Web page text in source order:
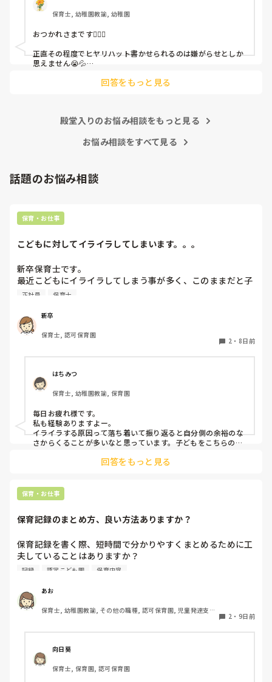
これだけで30〜40分拘束されて辛いです
皆さんの園はどうですか?
保育士, 幼稚園教諭, 幼稚園
おつかれさまです🙇🏻‍♀️
正直その程度でヒヤリハット書かせられるのは嫌がらせとしか
思えません😭💦
回答をもっと見る
殿堂入りのお悩み相談をもっと見る
お悩み相談をすべて見る
話題のお悩み相談
保育・お仕事
こどもに対してイライラしてしまいます。。。
新卒保育士です。
最近こどもにイライラしてしまう事が多く、このままだと子
どもが嫌いになってしまうんじゃないかと怖くなる時があり
だいすきだなと思います。ですが、4月に比べると、子ども
に対してイライラしてしまう事が増えてきました。何度注意
しても言うことを聞いてくれなかったり、逆に自分の指示が
があります。今はフリーとして色々なクラスに入らせて貰っ
ていますが、幼児クラスに入ると余計イライラしてしまう回
数がふえてしまいます。皆さんはこどもに対してイライラし
てしまうことはありますか？😿😿
正社員 保育士
新卒
保育士, 認可保育園
2 ・ 8日前
はちみつ
保育士, 幼稚園教諭, 保育園
毎日お疲れ様です。
私も経験ありますよー。
イライラする原因って落ち着いて振り返ると自分側の余裕のな
さからくることが多いなと思っています。子どもをこちらの思
せなきゃ)などの責任感からや、他の先生方からの視線など気に
子どもにも感情があるし、行動にら理由があると思うのでイラ
っとした時は一旦落ち着いて、どうしてこの子はこのような表
子どもを1人の人間として見ること保育者として大切な姿勢だ
子どもってすごい力を持っているので自分のことをわかってく
れるいつも寄り添ってくれるとわかってくれる先生の話は聞い
てくれると思いますよ。なので手遊びや隙間時間に子どもの気
持ちを惹きつけるゲームなど保育のレパートリーがたくさんあ
子ども達は楽しそうと思ったところに集まったり気持ちを集中
させたり話を聞いてくれると思うので先生自身楽しく保育して
くださいね。
綺麗事ばかり言いましたが実際の現場は戦場ですよね（ ; ; ）
回答をもっと見る
保育・お仕事
保育記録のまとめ方、良い方法ありますか？
保育記録を書く際、短時間で分かりやすくまとめるために工
夫していることはありますか？
観察したことが多い日は、どのように優先順位をつけて記録
みなさんの方法を教えていただきたいです！
記録 認定こども園 保育内容
あお
保育士, 幼稚園教諭, その他の職種, 認可保育園, 児童発達支援
2 ・ 9日前
向日葵
保育士, 保育園, 認可保育園